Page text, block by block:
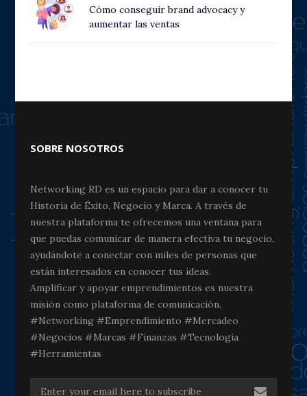
Cómo conseguir brand advocacy y
aumentar las ventas
SOBRE NOSOTROS
Networking RD es un espacio para dar a conocer tu
Historia de Éxito, Negocio y Marca. A través de
nuestra plataforma te ofrecemos una ventana para
que puedas comunicar de manera efectiva tu negocio,
ayudándote a conectar con miles de personas que
están interesados en conocer tus ideas.
Amplificar y apoyar emprendimientos es nuestra
misión como plataforma de comunicación.
#Networking #Emprendimiento #Mercadeo
#Negocios #Marcas #Finanzas #Tecnología
#Herramientas